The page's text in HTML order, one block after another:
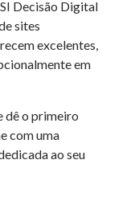
Decisão Digital
sites
excelentes,
em
dê o primeiro
com uma
ao seu